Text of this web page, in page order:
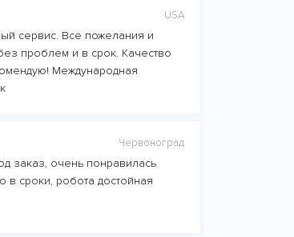
USA
сервис. Все пожелания и
проблем и в срок. Качество
Международная
Червоноград
заказ, очень понравилась
в сроки, робота достойная